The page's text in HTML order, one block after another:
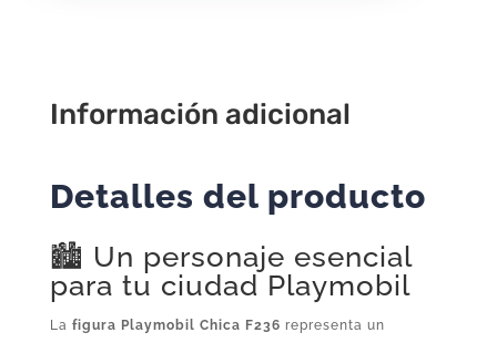
Información adicional
Detalles del producto
🏙️ Un personaje esencial
para tu ciudad Playmobil
La figura Playmobil Chica F236 representa un